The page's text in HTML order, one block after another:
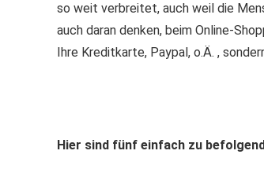
so weit verbreitet, auch weil die
auch daran denken, beim Online-
Ihre Kreditkarte, Paypal, o.Ä. ,
Hier sind fünf einfach zu